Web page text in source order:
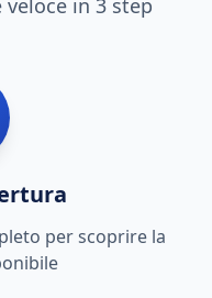
veloce in 3 step
per scoprire la